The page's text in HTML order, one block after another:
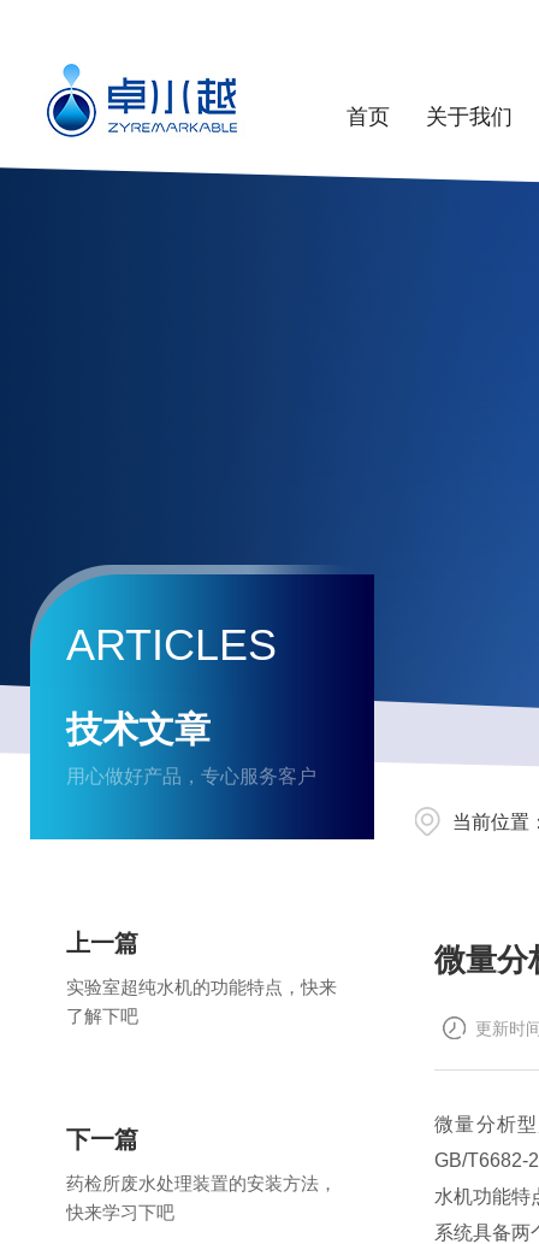
首页 关于我们
ARTICLES
技术文章
用心做好产品，专心服务客户
当前位置
微量分
更新时
微量分析
GB/T6682-
水机功能特
系统具备两
上一篇
实验室超纯水机的功能特点，快来
了解下吧
下一篇
药检所废水处理装置的安装方法，
快来学习下吧